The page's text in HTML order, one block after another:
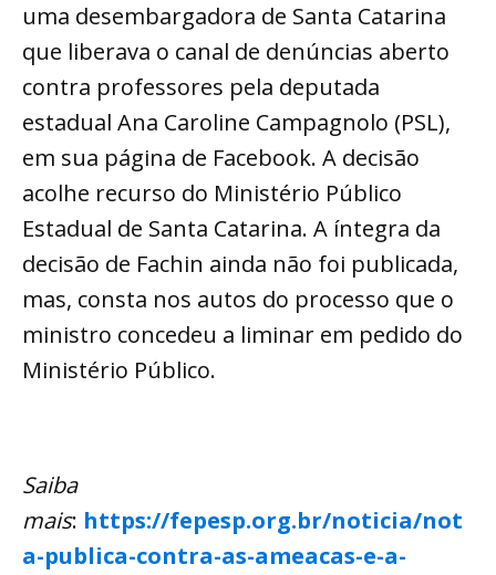
uma desembargadora de Santa Catarina
que liberava o canal de denúncias aberto
contra professores pela deputada
estadual Ana Caroline Campagnolo (PSL),
em sua página de Facebook. A decisão
acolhe recurso do Ministério Público
Estadual de Santa Catarina. A íntegra da
decisão de Fachin ainda não foi publicada,
mas, consta nos autos do processo que o
ministro concedeu a liminar em pedido do
Ministério Público.
Saiba
mais: https://fepesp.org.br/noticia/not
a-publica-contra-as-ameacas-e-a-